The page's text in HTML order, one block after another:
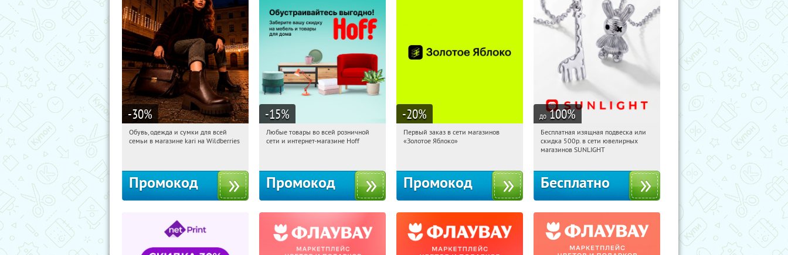
-30%
21:18:12 Получили:
Обувь, одежда и сумки для всей
семьи в магазине kari на Wildberries
Промокод
-15%
21:18:12 Получили:
Любые товары во всей розничной
сети и интернет-магазине Hoff
Промокод
-20%
21:18:12
Получи первым!
Первый заказ в сети магазинов
«Золотое Яблоко»
Промокод
до 100%
21:18:12 Получили:
Россия
Бесплатная изящная подвеска или
скидка 500р. в сети ювелирных
магазинов SUNLIGHT
Бесплатно